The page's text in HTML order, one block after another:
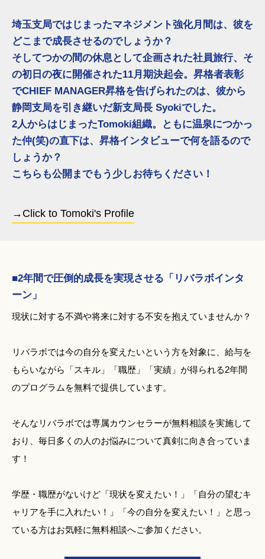
埼玉支局ではじまったマネジメント強化月間は、彼を
どこまで成長させるのでしょうか？
そしてつかの間の休息として企画された社員旅行、そ
の初日の夜に開催された11月期決起会。昇格者表彰
でCHIEF MANAGER昇格を告げられたのは、彼から
静岡支局を引き継いだ新支局長 Syokiでした。
2人からはじまったTomoki組織。ともに温泉につかっ
た仲(笑)の直下は、昇格インタビューで何を語るので
しょうか？
こちらも公開までもう少しお待ちください！
→Click to Tomoki's Profile
■2年間で圧倒的成長を実現させる「リバラボインタ
ーン」
現状に対する不満や将来に対する不安を抱えていませんか？
リバラボでは今の自分を変えたいという方を対象に、給与を
もらいながら「スキル」「職歴」「実績」が得られる2年間
のプログラムを無料で提供しています。
そんなリバラボでは専属カウンセラーが無料相談を実施して
おり、毎日多くの人のお悩みについて真剣に向き合っていま
す！
学歴・職歴がないけど「現状を変えたい！」「自分の望むキ
ャリアを手に入れたい！」「今の自分を変えたい！」と思っ
ている方はお気軽に無料相談へご参加ください。